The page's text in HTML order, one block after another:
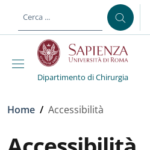
al contenuto principale
Dipartimento di Chirurgia
Briciole di pane
Home / Accessibilità